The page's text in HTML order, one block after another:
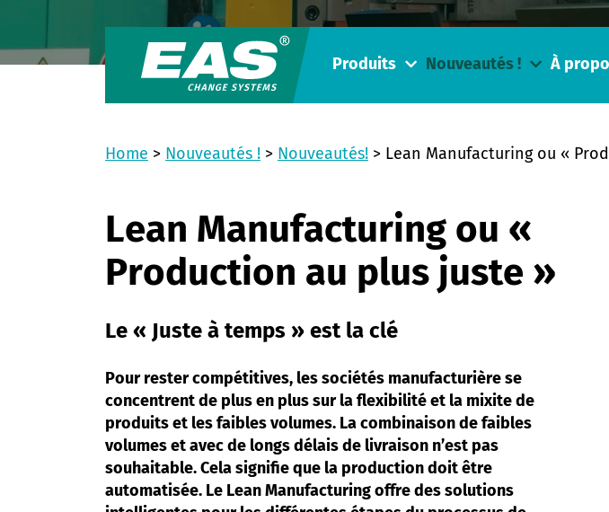
Produits Nouveautés ! À
Home > Nouveautés ! > Nouveautés! > Lean Manufacturing ou «
Lean Manufacturing ou «
Production au plus juste »
Le « Juste à temps » est la clé
Pour rester compétitives, les sociétés manufacturière se
concentrent de plus en plus sur la flexibilité et la mixite de
produits et les faibles volumes. La combinaison de faibles
volumes et avec de longs délais de livraison n’est pas
souhaitable. Cela signifie que la production doit être
automatisée. Le Lean Manufacturing offre des solutions